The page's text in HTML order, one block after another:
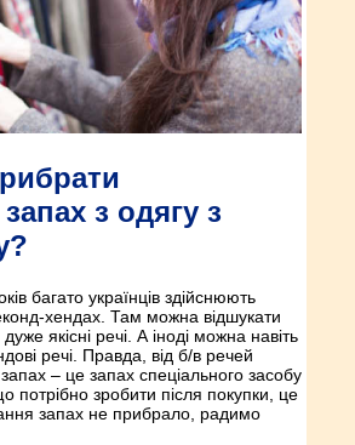
з одягу з
багато українців здійснюють
хендах. Там можна відшукати
якісні речі. А іноді можна навіть
речі. Правда, від б/в речей
– це запах спеціального засобу
зробити після покупки, це
запах не прибрало, радимо